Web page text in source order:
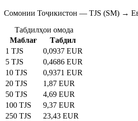
Сомонии Тоҷикистон — TJS (SM) →
Табдилҳои омода
Маблағ
Табдил
1 TJS
0,0937 EUR
5 TJS
0,4686 EUR
10 TJS
0,9371 EUR
20 TJS
1,87 EUR
50 TJS
4,69 EUR
100 TJS
9,37 EUR
250 TJS
23,43 EUR